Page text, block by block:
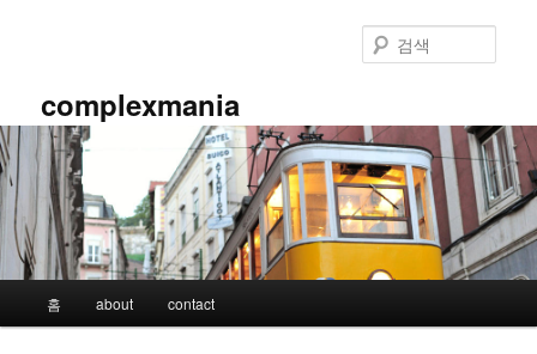
츠
로
뛰
어
넘
기
complexmania
색
홈 about contact